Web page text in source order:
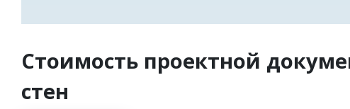
Стоимость проектной
стен